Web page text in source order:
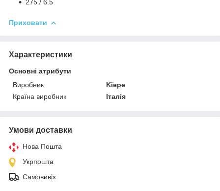
275 / 6.5
Приховати
Характеристики
Основні атрибути
Виробник
Kiepe
Країна виробник
Італія
Умови доставки
Нова Пошта
Укрпошта
Самовивіз